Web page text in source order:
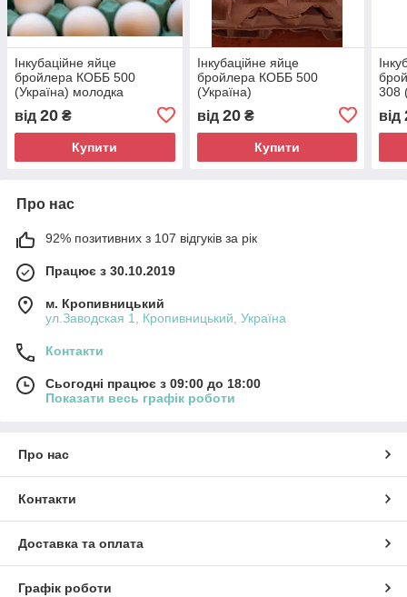
Інкубаційне яйце
бройлера КОББ 500
(Україна) молодка
від 20 ₴
Купити
Інкубаційне яйце
бройлера КОББ 500
(Україна)
від 20₴
Купити
308
від
Про нас
92% позитивних з 107 відгуків за рік
Працює з 30.10.2019
м. Кропивницький
ул.Заводская 1, Кропивницький, Україна
Контакти
Сьогодні працює з 09:00 до 18:00
Показати весь графік роботи
Про нас
Контакти
Доставка та оплата
Графік роботи